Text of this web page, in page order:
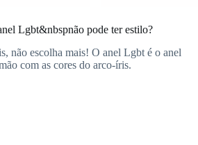
Lgbt&nbspnão pode ter estilo?
não escolha mais! O anel Lgbt é o anel
com as cores do arco-íris.